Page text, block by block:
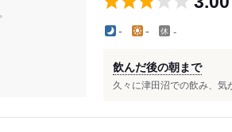
- - -
飲んだ後の朝まで
久々に津田沼での飲み、